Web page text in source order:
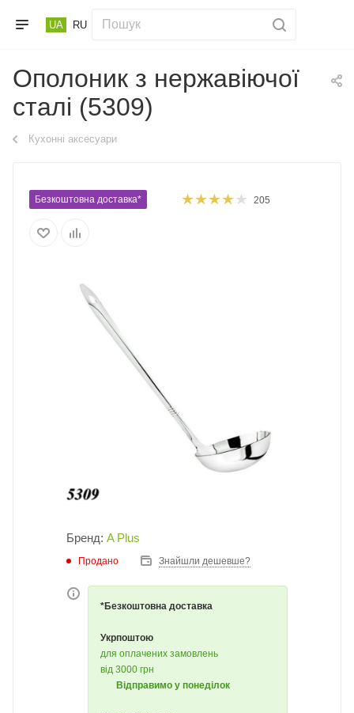
UA RU
Ополоник з нержавіючої
сталі (5309)
Кухонні аксесуари
Безкоштовна доставка* 205
Бренд: A Plus
Продано Знайшли дешевше?
*Безкоштовна доставка
Укрпоштою
для оплачених замовлень
від 3000 грн
Відправимо у понеділок